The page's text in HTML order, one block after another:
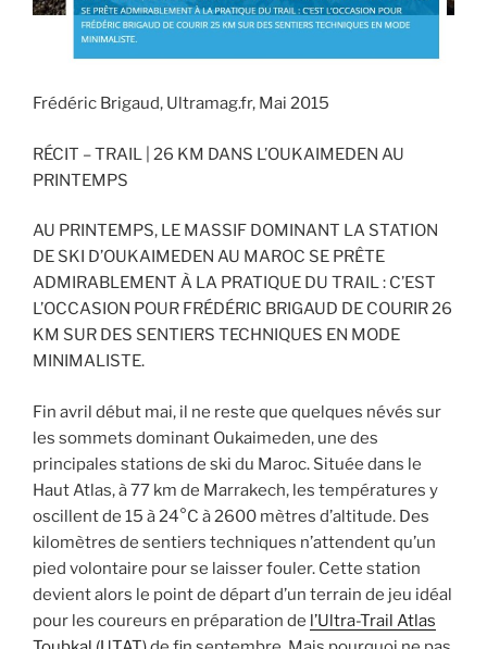
Frédéric Brigaud, Ultramag.fr, Mai 2015
RÉCIT – TRAIL | 26 KM DANS L’OUKAIMEDEN AU
PRINTEMPS
AU PRINTEMPS, LE MASSIF DOMINANT LA STATION
DE SKI D’OUKAIMEDEN AU MAROC SE PRÊTE
ADMIRABLEMENT À LA PRATIQUE DU TRAIL : C’EST
L’OCCASION POUR FRÉDÉRIC BRIGAUD DE COURIR 26
KM SUR DES SENTIERS TECHNIQUES EN MODE
MINIMALISTE.
Fin avril début mai, il ne reste que quelques névés sur
les sommets dominant Oukaimeden, une des
principales stations de ski du Maroc. Située dans le
Haut Atlas, à 77 km de Marrakech, les températures y
oscillent de 15 à 24°C à 2600 mètres d’altitude. Des
kilomètres de sentiers techniques n’attendent qu’un
pied volontaire pour se laisser fouler. Cette station
devient alors le point de départ d’un terrain de jeu idéal
pour les coureurs en préparation de l’Ultra-Trail Atlas